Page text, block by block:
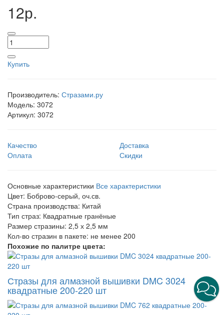
12р.
Купить
Производитель: Стразами.ру
Модель: 3072
Артикул: 3072
Качество
Доставка
Оплата
Скидки
Основные характеристики Все характеристики
Цвет: Боброво-серый, оч.св.
Страна производства: Китай
Тип страз: Квадратные гранёные
Размер стразины: 2,5 х 2,5 мм
Кол-во стразин в пакете: не менее 200
Похожие по палитре цвета:
Стразы для алмазной вышивки DMC 3024
квадратные 200-220 шт